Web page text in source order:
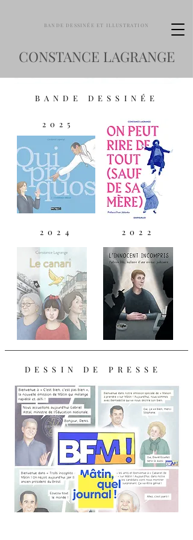
CONSTANCE LAGRANGE
BANDE DESSINÉE ET ILLUSTRATION
BANDE DESSINÉE
2025
2024 2022
DESSIN DE PRESSE